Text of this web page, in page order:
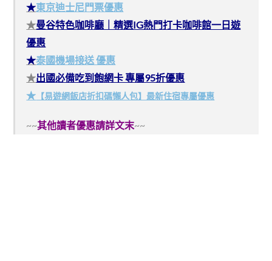
★東京迪士尼門票優惠
★曼谷特色咖啡廳｜精選IG熱門打卡咖啡館一日遊
優惠
★泰國機場接送 優惠
★出國必備吃到飽網卡 專屬95折優惠
★ 【易遊網飯店折扣碼懶人包】最新住宿專屬優惠
~~其他讀者優惠請詳文末~~